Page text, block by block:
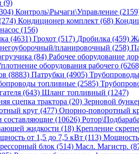
(9)
Контроль\Рычаги\Управление
Кондиционер комплект (68)
(156)
(4631) Грохот (517) Дробилка (459)
планировочный (258)
(84) Рабочее оборудование
оборудования рабочего
(8883) Патрубки (4905)
топливные (2585)
(643) Шланг топливный (1247)
сцепка трактора (20) Зерновой
круг (477) Опорно-поворотный
составляющие (10626)
жидкости (18) Крепление
от 1,5 до 7,5 кВт (113) Мощность
блок (514) Масл. Магистр.